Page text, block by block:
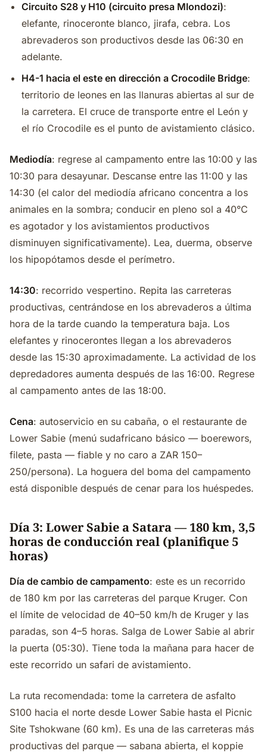
Circuito S28 y H10 (circuito presa Mlondozi):
elefante, rinoceronte blanco, jirafa, cebra. Los
abrevaderos son productivos desde las 06:30 en
adelante.
H4-1 hacia el este en dirección a Crocodile Bridge:
territorio de leones en las llanuras abiertas al sur de
la carretera. El cruce de transporte entre el León y
el río Crocodile es el punto de avistamiento clásico.
Mediodía: regrese al campamento entre las 10:00 y las
10:30 para desayunar. Descanse entre las 11:00 y las
14:30 (el calor del mediodía africano concentra a los
animales en la sombra; conducir en pleno sol a 40°C
es agotador y los avistamientos productivos
disminuyen significativamente). Lea, duerma, observe
los hipopótamos desde el perímetro.
14:30: recorrido vespertino. Repita las carreteras
productivas, centrándose en los abrevaderos a última
hora de la tarde cuando la temperatura baja. Los
elefantes y rinocerontes llegan a los abrevaderos
desde las 15:30 aproximadamente. La actividad de los
depredadores aumenta después de las 16:00. Regrese
al campamento antes de las 18:00.
Cena: autoservicio en su cabaña, o el restaurante de
Lower Sabie (menú sudafricano básico — boerewors,
filete, pasta — fiable y no caro a ZAR 150–
250/persona). La hoguera del boma del campamento
está disponible después de cenar para los huéspedes.
Día 3: Lower Sabie a Satara — 180 km, 3,5
horas de conducción real (planifique 5
horas)
Día de cambio de campamento: este es un recorrido
de 180 km por las carreteras del parque Kruger. Con
el límite de velocidad de 40–50 km/h de Kruger y las
paradas, son 4–5 horas. Salga de Lower Sabie al abrir
la puerta (05:30). Tiene toda la mañana para hacer de
este recorrido un safari de avistamiento.
La ruta recomendada: tome la carretera de asfalto
S100 hacia el norte desde Lower Sabie hasta el Picnic
Site Tshokwane (60 km). Es una de las carreteras más
productivas del parque — sabana abierta, el koppie